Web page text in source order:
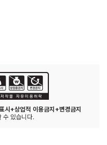
시+상업적 이용금지+변경금지
수 있습니다.